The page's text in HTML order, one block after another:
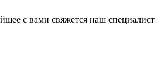
с вами свяжется наш специалист